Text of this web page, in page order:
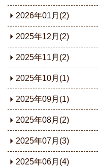
2026年01月(2)
2025年12月(2)
2025年11月(2)
2025年10月(1)
2025年09月(1)
2025年08月(2)
2025年07月(3)
2025年06月(4)